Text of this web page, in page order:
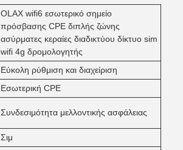
OLAX wifi6 εσωτερικό σημείο
πρόσβασης CPE διπλής ζώνης
ασύρματες κεραίες διαδικτύου δίκτυο sim
wifi 4g δρομολογητής
Εύκολη ρύθμιση και διαχείριση
Εσωτερική CPE
Συνδεσιμότητα μελλοντικής ασφάλειας
Σιμ